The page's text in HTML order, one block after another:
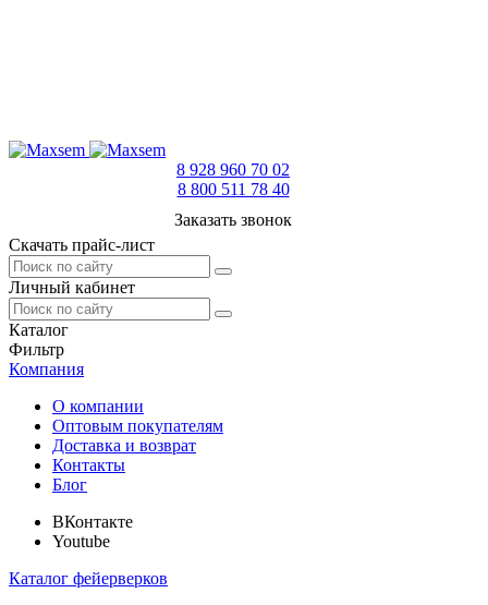
8 928 960 70 02
8 800 511 78 40
Заказать звонок
Скачать прайс-лист
Личный кабинет
Каталог
Фильтр
Компания
О компании
Оптовым покупателям
Доставка и возврат
Контакты
Блог
ВКонтакте
Youtube
Каталог фейерверков